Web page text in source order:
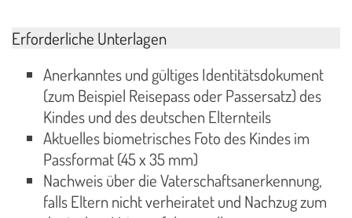
Erforderliche Unterlagen
Anerkanntes und gültiges Identitätsdokument
(zum Beispiel Reisepass oder Passersatz) des
Kindes und des deutschen Elternteils
Aktuelles biometrisches Foto des Kindes im
Passformat (45 x 35 mm)
Nachweis über die Vaterschaftsanerkennung,
falls Eltern nicht verheiratet und Nachzug zum